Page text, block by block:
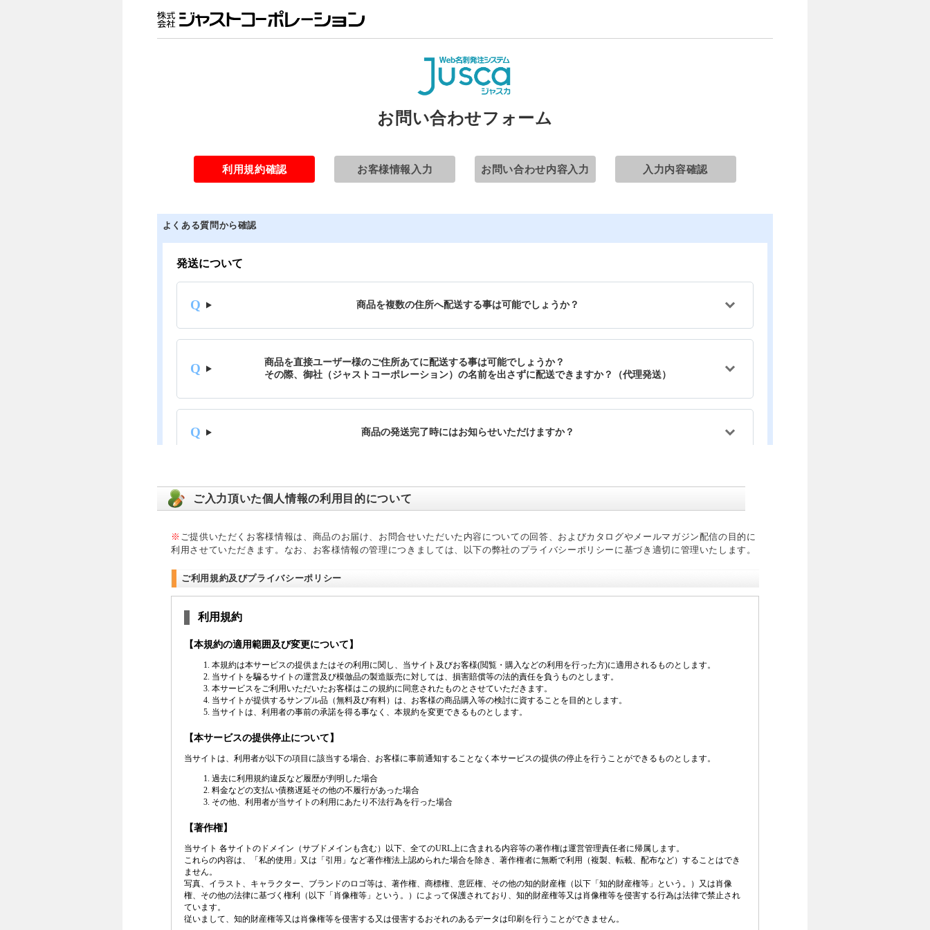
お問い合わせフォーム
利用規約確認 お客様情報入力 お問い合わせ内容入力 入力内容確認
よくある質問から確認
ご入力頂いた個人情報の利用目的について
※ ご提供いただくお客様情報は、商品のお届け、お問合せいただいた内容についての回答、およびカタログやメールマガジン配信の目的に
利用させていただきます。なお、お客様情報の管理につきましては、以下の弊社のプライバシーポリシーに基づき適切に管理いたします。
ご利用規約及びプライバシーポリシー